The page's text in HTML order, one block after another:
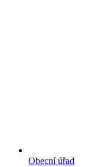
Obecní úřad